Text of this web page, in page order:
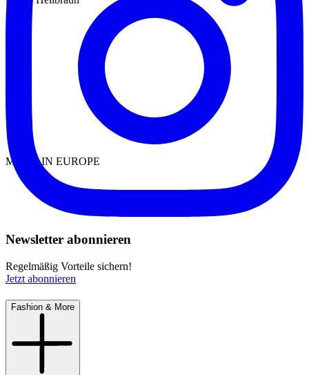
MADE IN EUROPE
Newsletter abonnieren
Regelmäßig Vorteile sichern!
Jetzt abonnieren
Fashion & More